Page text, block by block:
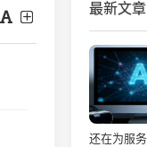
最新文章